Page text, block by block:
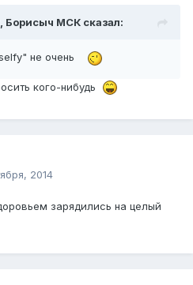
Борисыч МСК сказал:
не очень
кого-нибудь
2014
зарядились на целый